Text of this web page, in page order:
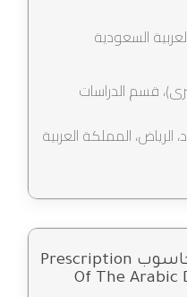
السعودية
قسم الدراسات
المملكة العربية
توصيف (ال) التعريف للحاسوب Prescription
Of The Arabic